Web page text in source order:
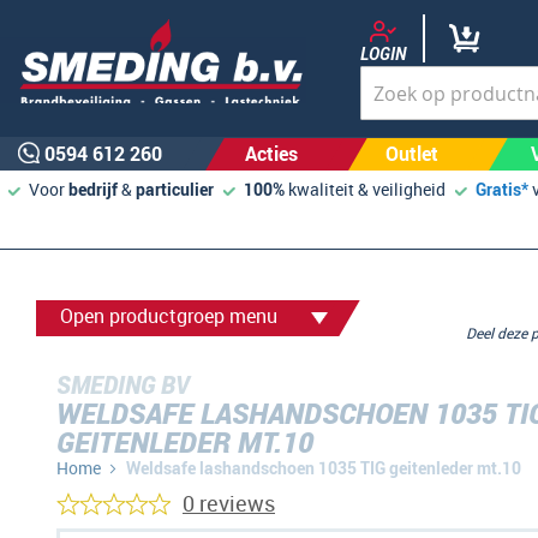
LOGIN
0594 612 260 Acties Outlet
Voorbedrijf&particulier 100% kwaliteit & veiligheid Gratis*
Open productgroep menu
SMEDING BV
WELDSAFE LASHANDSCHOEN 1035
GEITENLEDER MT.10
Home Weldsafe lashandschoen 1035 TIG geitenleder mt.10
Deel
0 reviews